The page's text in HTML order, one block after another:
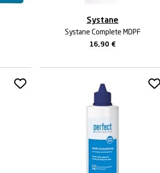
Systane
Systane Complete MDPF
16,90€